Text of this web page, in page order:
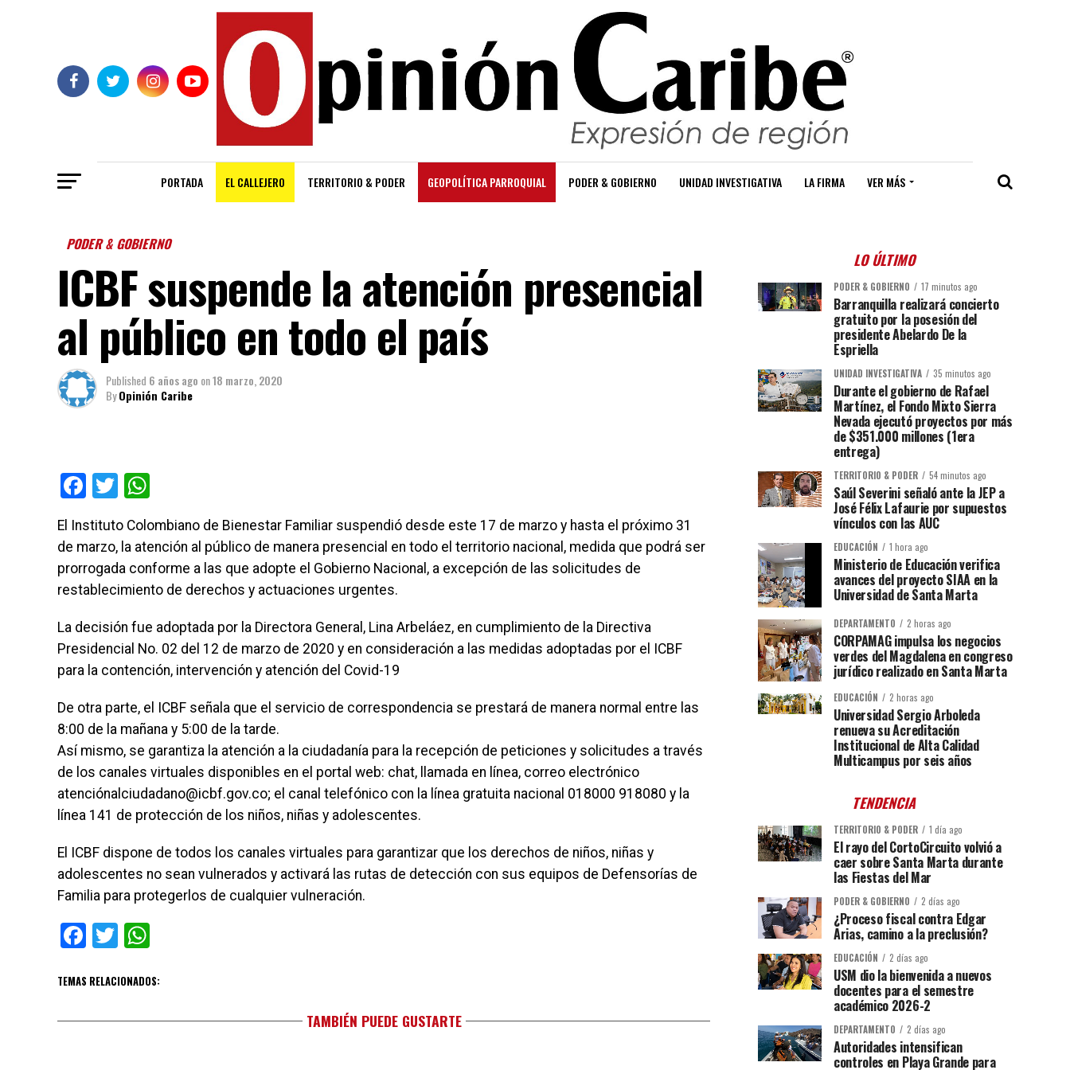
PORTADA EL CALLEJERO TERRITORIO & PODER GEOPOLÍTICA PARROQUIAL PODER & GOBIERNO UNIDAD INVESTIGATIVA LA FIRMA VER MÁS
PODER & GOBIERNO
ICBF suspende la atención presencial
al público en todo el país
Published 6 años ago on18 marzo, 2020
ByOpinión Caribe
Facebook
Twitter
El Instituto Colombiano de Bienestar Familiar suspendió desde este 17 de marzo y hasta el próximo 31
de marzo, la atención al público de manera presencial en todo el territorio nacional, medida que podrá ser
prorrogada conforme a las que adopte el Gobierno Nacional, a excepción de las solicitudes de
restablecimiento de derechos y actuaciones urgentes.
La decisión fue adoptada por la Directora General, Lina Arbeláez, en cumplimiento de la Directiva
Presidencial No. 02 del 12 de marzo de 2020 y en consideración a las medidas adoptadas por el ICBF
para la contención, intervención y atención del Covid-19
De otra parte, el ICBF señala que el servicio de correspondencia se prestará de manera normal entre las
8:00 de la mañana y 5:00 de la tarde.
Así mismo, se garantiza la atención a la ciudadanía para la recepción de peticiones y solicitudes a través
de los canales virtuales disponibles en el portal web: chat, llamada en línea, correo electrónico
atenciónalciudadano@icbf.gov.co; el canal telefónico con la línea gratuita nacional 018000 918080 y la
línea 141 de protección de los niños, niñas y adolescentes.
El ICBF dispone de todos los canales virtuales para garantizar que los derechos de niños, niñas y
adolescentes no sean vulnerados y activará las rutas de detección con sus equipos de Defensorías de
Familia para protegerlos de cualquier vulneración.
Facebook
Twitter
TEMAS RELACIONADOS:
TAMBIÉN PUEDE GUSTARTE
LO ÚLTIMO
PODER & GOBIERNO 17 minutos ago
Barranquilla realizará concierto
gratuito por la posesión del
presidente Abelardo De la
Espriella
UNIDAD INVESTIGATIVA 35 minutos ago
Durante el gobierno de Rafael
Martínez, el Fondo Mixto Sierra
Nevada ejecutó proyectos por más
de $351.000 millones (1era
entrega)
TERRITORIO & PODER 54 minutos ago
Saúl Severini señaló ante la JEP a
José Félix Lafaurie por supuestos
vínculos con las AUC
EDUCACIÓN 1 hora ago
Ministerio de Educación verifica
avances del proyecto SIAA en la
Universidad de Santa Marta
DEPARTAMENTO 2 horas ago
CORPAMAG impulsa los negocios
verdes del Magdalena en congreso
jurídico realizado en Santa Marta
EDUCACIÓN 2 horas ago
Universidad Sergio Arboleda
renueva su Acreditación
Institucional de Alta Calidad
Multicampus por seis años
TENDENCIA
TERRITORIO & PODER 1 día ago
El rayo del CortoCircuito volvió a
caer sobre Santa Marta durante
las Fiestas del Mar
PODER & GOBIERNO 2 días ago
¿Proceso fiscal contra Edgar
Arias, camino a la preclusión?
EDUCACIÓN 2 días ago
USM dio la bienvenida a nuevos
docentes para el semestre
académico 2026-2
DEPARTAMENTO 2 días ago
Autoridades intensifican
controles en Playa Grande para